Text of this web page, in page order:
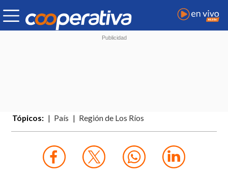
Tópicos: País Región de Los Ríos